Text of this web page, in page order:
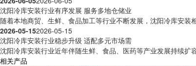
沈阳冷库安装行业有序发展 服务多地仓储业
随着本地商贸、生鲜、食品加工等行业不断发展，沈阳冷库安
2026-05-152026-05-15
沈阳冷库安装行业稳步升级 适配多元市场需
沈阳冷库安装行业近年伴随生鲜、食品、医药等产业发展持续
相关产品